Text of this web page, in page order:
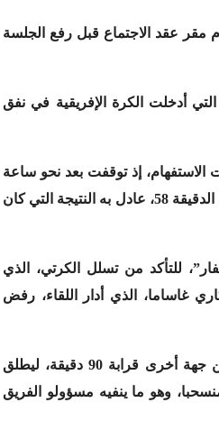
مقر عقد الاجتماع قبل رفع الجلسة
أدخلت الكرة الإفريقية في نفق
إذ توقفت بعد نحو ساعة
على انطلاقها بعد إلغاء هدف للوداد بداعي التسلل، سجله وليد الكرتي في الدقيقة 58، عادل به النتيجة التي كان
للتأكد من تسلل الكرتي، الذي
غاساما، الذي أدار اللقاء، رفض
واستمر الشد والجذب بين الحكم من جهة، ولاعبي ومسؤولي الوداد من جهة أخرى قرابة 90 دقيقة، ليطلق
منسحبا، وهو ما ينفيه مسؤولو الفريق